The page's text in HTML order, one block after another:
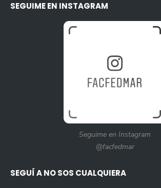
SEGUIME EN INSTAGRAM
Seguime en Instagram
@facfedmar
SEGUÍ A NO SOS CUALQUIERA